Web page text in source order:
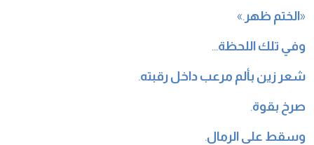
«الختم ظهر .»
وفي تلك اللحظة…
شعر زين بألم مرعب داخل رقبته.
صرخ بقوة.
وسقط على الرمال.